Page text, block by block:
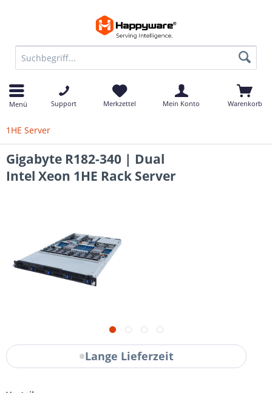
Menü Support Merkzettel Mein Konto Warenkorb
1HE Server
Gigabyte R182-340 | Dual
Intel Xeon 1HE Rack Server
Lange Lieferzeit